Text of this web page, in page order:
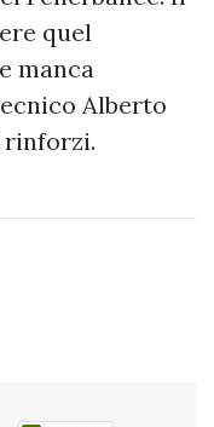
quel
manca
Alberto